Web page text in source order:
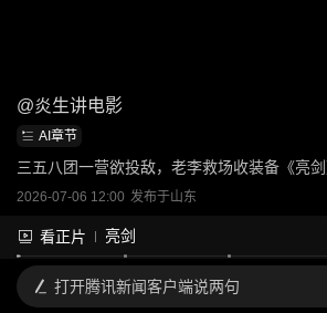
@炎生讲电影
AI章节
三五八团一营欲投敌，老李救场收装备《亮
2026-07-06 12:00 发布于山东
看正片 亮剑
打开腾讯新闻客户端说两句